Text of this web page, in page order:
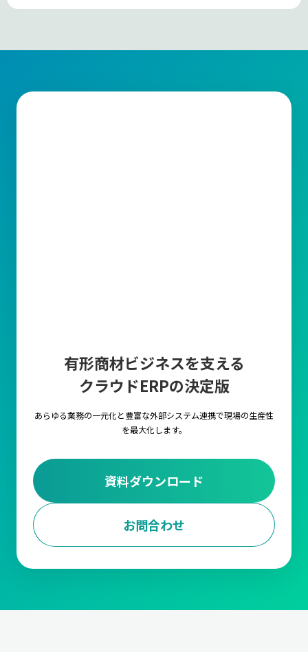
有形商材ビジネスを支える
クラウドERPの決定版
あらゆる業務の一元化と豊富な外部システム連携で現場の生産性
を最大化します。
資料ダウンロード
お問合わせ